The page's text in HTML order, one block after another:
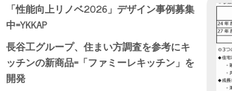
「性能向上リノベ2026」デザイン事例募集
中=YKKAP
長谷工グループ、住まい方調査を参考にキ
ッチンの新商品=「ファミーレキッチン」を
開発